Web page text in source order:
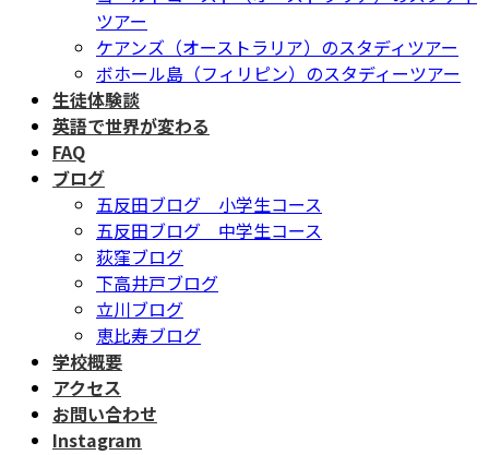
ツアー
ケアンズ（オーストラリア）のスタディツアー
ボホール島（フィリピン）のスタディーツアー
生徒体験談
英語で世界が変わる
FAQ
ブログ
五反田ブログ 小学生コース
五反田ブログ 中学生コース
荻窪ブログ
下高井戸ブログ
立川ブログ
恵比寿ブログ
学校概要
アクセス
お問い合わせ
Instagram